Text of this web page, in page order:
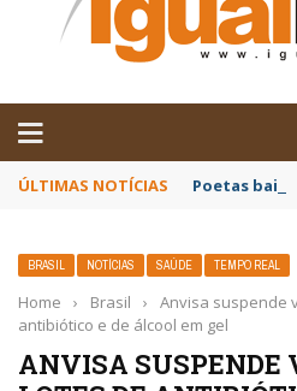
ÚLTIMAS NOTÍCIAS Poetas
BRASIL NOTÍCIAS SAÚDE TEMPO REAL
Home › Brasil ›
Anvisa suspende
antibiótico e de álcool em gel
ANVISA SUSPENDE